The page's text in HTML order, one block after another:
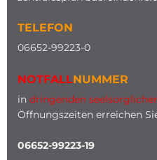
TELEFON
06652-99223-0
NOTFALLNUMMER
in dringenden
Öffnungszeiten erreichen
06652-99223-19